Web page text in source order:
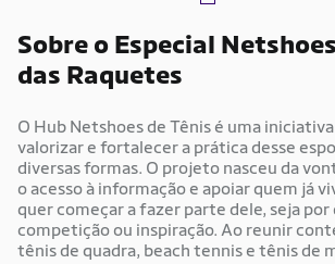
Sobre o Especial
das Raquetes
O Hub Netshoes de Tênis é uma
valorizar e fortalecer a prática desse
diversas formas. O projeto nasceu da
o acesso à informação e apoiar quem já
quer começar a fazer parte dele, seja por
competição ou inspiração. Ao reunir
tênis de quadra, beach tennis e tênis de